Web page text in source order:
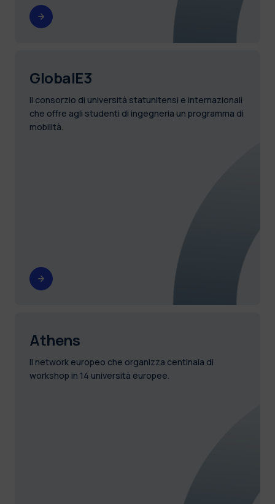
GlobalE3
Il consorzio di università statunitensi e internazionali
che offre agli studenti di ingegneria un programma di
mobilità.
Athens
Il network europeo che organizza centinaia di
workshop in 14 università europee.